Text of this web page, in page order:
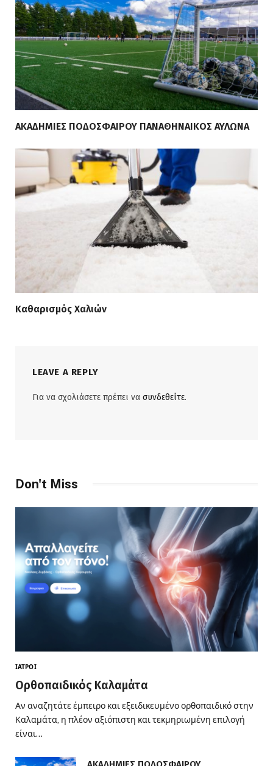
ΑΚΑΔΗΜΙΕΣ ΠΟΔΟΣΦΑΙΡΟΥ ΠΑΝΑΘΗΝΑΙΚΟΣ ΑΥΛΩΝΑ
Καθαρισμός Χαλιών
LEAVE A REPLY
Για να σχολιάσετε πρέπει να συνδεθείτε.
Don't Miss
ΙΑΤΡΟΊ
Ορθοπαιδικός Καλαμάτα
Αν αναζητάτε έμπειρο και εξειδικευμένο ορθοπαιδικό στην
Καλαμάτα, η πλέον αξιόπιστη και τεκμηριωμένη επιλογή
είναι…